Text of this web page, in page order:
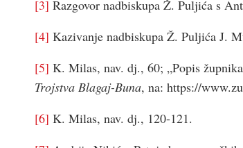
[3] Razgovor nadbiskupa Ž. Puljića s
[4] Kazivanje nadbiskupa Ž. Puljića J.
[5] K. Milas, nav. dj., 60; „Popis
Trojstva Blagaj-Buna, na: https://
[6] K. Milas, nav. dj., 120-121.